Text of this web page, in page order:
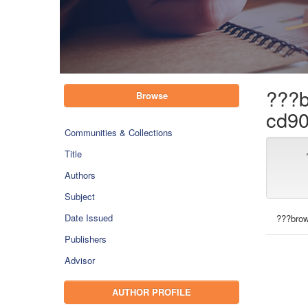
Browse
Communities & Collections
Title
Authors
Subject
Date Issued
Publishers
Advisor
AUTHOR PROFILE